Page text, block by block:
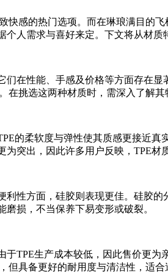
感的热门选项。而在琳琅满目的
人需求与喜好来定。下文将从材
在性能、手感及价格等方面存在
挑选这两种材质时，需深入了解其
的柔软度与弹性使其质感更接近
突出，因此许多用户反映，TPE材
性方面，硅胶则表现更佳。硅胶
损，不当保养下易变形或破裂。
TPE生产成本较低，因此售价更
具备更好的耐用度与清洁性，适合